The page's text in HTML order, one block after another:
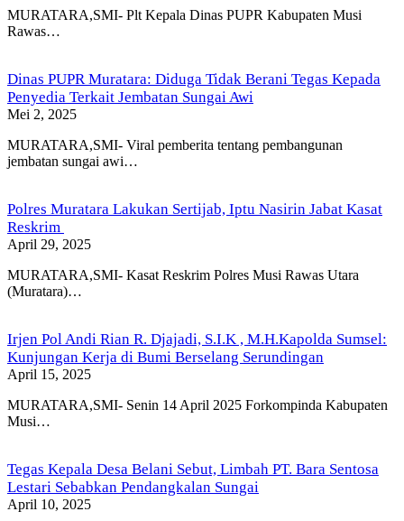
MURATARA,SMI- Plt Kepala Dinas PUPR Kabupaten Musi
Rawas…
Dinas PUPR Muratara: Diduga Tidak Berani Tegas Kepada
Penyedia Terkait Jembatan Sungai Awi
Mei 2, 2025
MURATARA,SMI- Viral pemberita tentang pembangunan
jembatan sungai awi…
Polres Muratara Lakukan Sertijab, Iptu Nasirin Jabat Kasat
Reskrim
April 29, 2025
MURATARA,SMI- Kasat Reskrim Polres Musi Rawas Utara
(Muratara)…
Irjen Pol Andi Rian R. Djajadi, S.I.K , M.H.Kapolda Sumsel:
Kunjungan Kerja di Bumi Berselang Serundingan
April 15, 2025
MURATARA,SMI- Senin 14 April 2025 Forkompinda Kabupaten
Musi…
Tegas Kepala Desa Belani Sebut, Limbah PT. Bara Sentosa
Lestari Sebabkan Pendangkalan Sungai
April 10, 2025